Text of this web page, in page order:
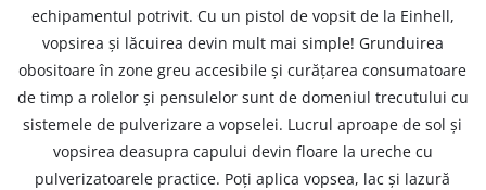
echipamentul potrivit. Cu un pistol de vopsit de la Einhell,
vopsirea și lăcuirea devin mult mai simple! Grunduirea
obositoare în zone greu accesibile și curățarea consumatoare
de timp a rolelor și pensulelor sunt de domeniul trecutului cu
sistemele de pulverizare a vopselei. Lucrul aproape de sol și
vopsirea deasupra capului devin floare la ureche cu
pulverizatoarele practice. Poți aplica vopsea, lac și lazură